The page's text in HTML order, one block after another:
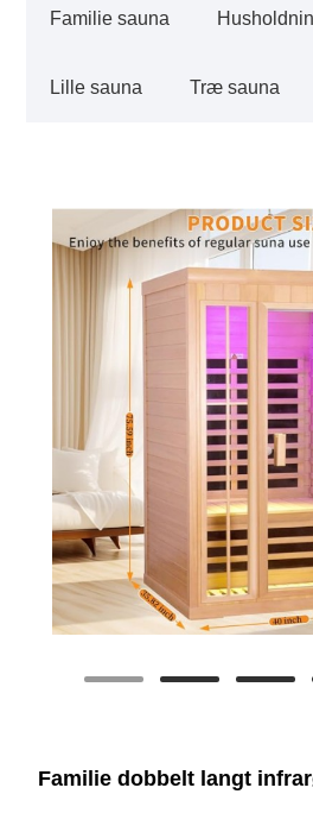
Familie sauna
Lille sauna Træ sauna
Familie dobbelt langt